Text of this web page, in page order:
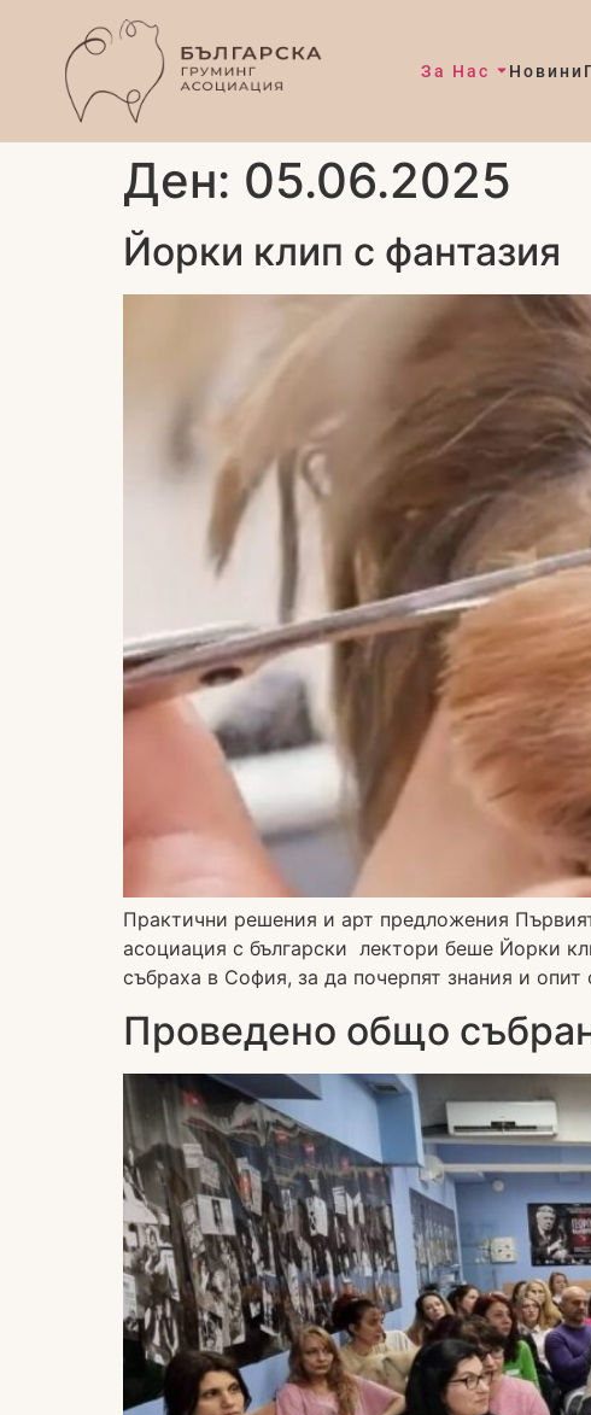
За Нас Новини
Ден: 05.06.2025
Йорки клип с фантазия
Практични решения и арт предложения
асоциация с български лектори беше Йорки
събраха в София, за да почерпят знания и
Проведено общо